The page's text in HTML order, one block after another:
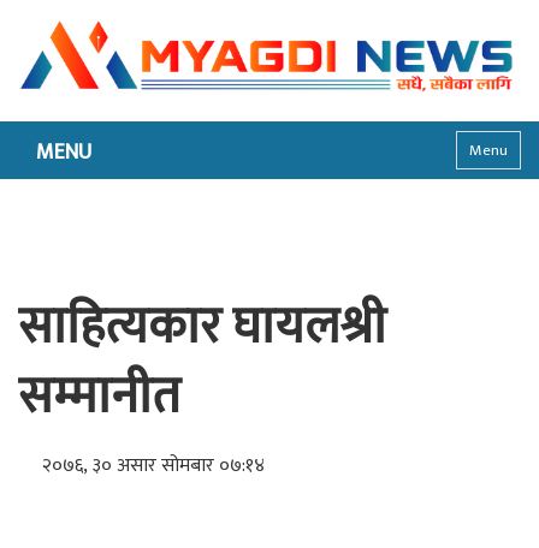
MENU Menu
साहित्यकार घायलश्री
सम्मानीत
२०७६, ३० असार सोमबार ०७:१४